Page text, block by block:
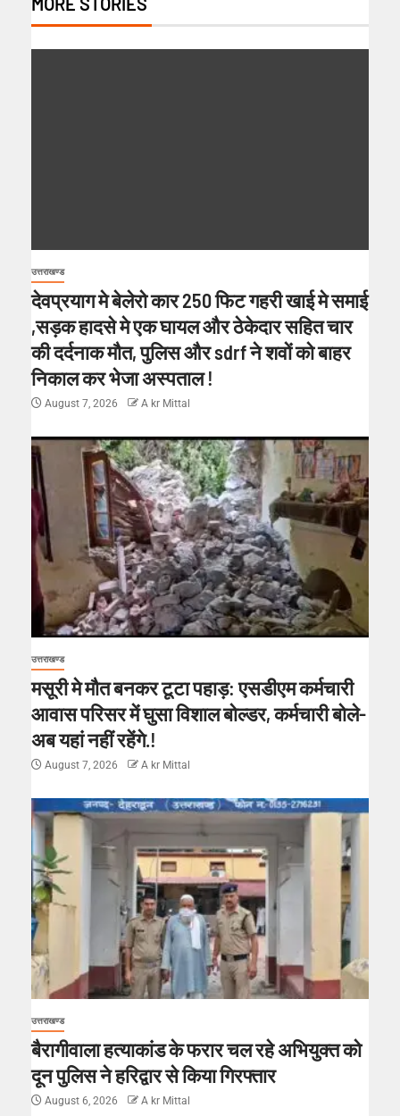
उत्तराखण्ड
देवप्रयाग मे बेलेरो कार 250 फिट गहरी खाई मे समाई
,सड़क हादसे मे एक घायल और ठेकेदार सहित चार
की दर्दनाक मौत, पुलिस और sdrf ने शवों को बाहर
निकाल कर भेजा अस्पताल !
August 7, 2026 A kr Mittal
उत्तराखण्ड
मसूरी मे मौत बनकर टूटा पहाड़: एसडीएम कर्मचारी
आवास परिसर में घुसा विशाल बोल्डर, कर्मचारी बोले-
अब यहां नहीं रहेंगे.!
August 7, 2026 A kr Mittal
उत्तराखण्ड
बैरागीवाला हत्याकांड के फरार चल रहे अभियुक्त को
दून पुलिस ने हरिद्वार से किया गिरफ्तार
August 6, 2026 A kr Mittal